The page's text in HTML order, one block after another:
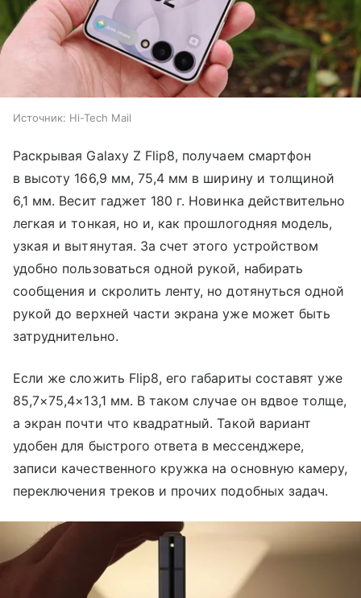
Источник: Hi-Tech Mail
Раскрывая Galaxy Z Flip8, получаем смартфон
в высоту 166,9 мм, 75,4 мм в ширину и толщиной
6,1 мм. Весит гаджет 180 г. Новинка действительно
легкая и тонкая, но и, как прошлогодняя модель,
узкая и вытянутая. За счет этого устройством
удобно пользоваться одной рукой, набирать
сообщения и скролить ленту, но дотянуться одной
рукой до верхней части экрана уже может быть
затруднительно.
Если же сложить Flip8, его габариты составят уже
85,7×75,4×13,1 мм. В таком случае он вдвое толще,
а экран почти что квадратный. Такой вариант
удобен для быстрого ответа в мессенджере,
записи качественного кружка на основную камеру,
переключения треков и прочих подобных задач.